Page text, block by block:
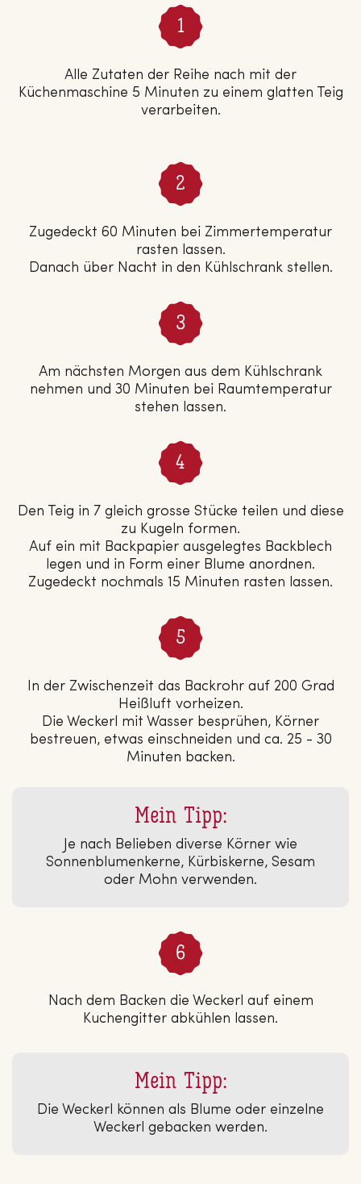
Alle Zutaten der Reihe nach mit der
Küchenmaschine 5 Minuten zu einem glatten Teig
verarbeiten.
Zugedeckt 60 Minuten bei Zimmertemperatur
rasten lassen.
Danach über Nacht in den Kühlschrank stellen.
Am nächsten Morgen aus dem Kühlschrank
nehmen und 30 Minuten bei Raumtemperatur
stehen lassen.
Den Teig in 7 gleich grosse Stücke teilen und diese
zu Kugeln formen.
Auf ein mit Backpapier ausgelegtes Backblech
legen und in Form einer Blume anordnen.
Zugedeckt nochmals 15 Minuten rasten lassen.
In der Zwischenzeit das Backrohr auf 200 Grad
Heißluft vorheizen.
Die Weckerl mit Wasser besprühen, Körner
bestreuen, etwas einschneiden und ca. 25 - 30
Minuten backen.
Mein Tipp:
Je nach Belieben diverse Körner wie
Sonnenblumenkerne, Kürbiskerne, Sesam
oder Mohn verwenden.
Nach dem Backen die Weckerl auf einem
Kuchengitter abkühlen lassen.
Mein Tipp:
Die Weckerl können als Blume oder einzelne
Weckerl gebacken werden.